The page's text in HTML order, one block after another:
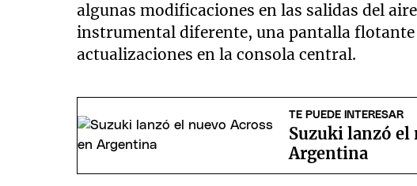
algunas modificaciones en las salidas del
instrumental diferente, una pantalla
actualizaciones en la consola central.
TE PUEDE INTERESAR
Suzuki lanzó el
Argentina